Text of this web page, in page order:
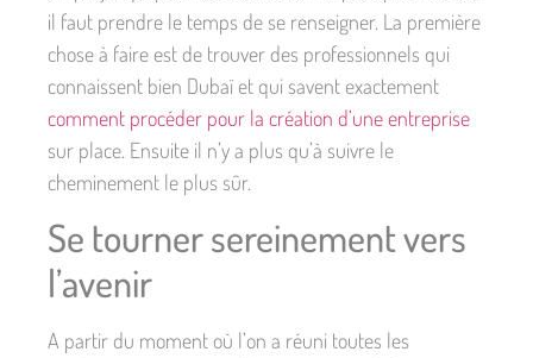
il faut prendre le temps de se renseigner. La première
chose à faire est de trouver des professionnels qui
connaissent bien Dubaï et qui savent exactement
comment procéder pour la création d’une entreprise
sur place. Ensuite il n’y a plus qu’à suivre le
cheminement le plus sûr.
Se tourner sereinement vers
l’avenir
A partir du moment où l’on a réuni toutes les